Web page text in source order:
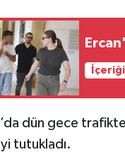
dün gece
tutukladı.